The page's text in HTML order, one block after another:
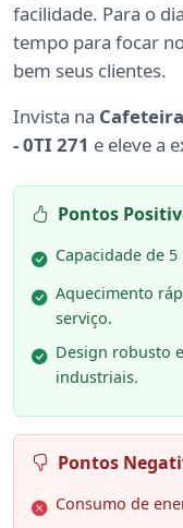
facilidade. Para o
tempo para focar
bem seus clientes.
Invista na
- 0TI 271 e eleve a
Pontos
Capacidade de
Aquecimento
serviço.
Design robusto
industriais.
Pontos
Consumo de